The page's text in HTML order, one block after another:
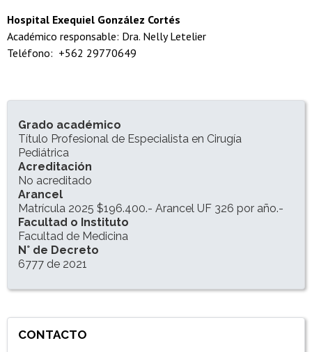
Hospital Exequiel González Cortés
Académico responsable: Dra. Nelly Letelier
Teléfono: +562 29770649
INFORMACIÓN DEL PROGRAMA
Grado académico
Título Profesional de Especialista en Cirugía
Pediátrica
Acreditación
No acreditado
Arancel
Matrícula 2025 $196.400.- Arancel UF 326 por año.-
Facultad o Instituto
Facultad de Medicina
N° de Decreto
6777 de 2021
CONTACTO